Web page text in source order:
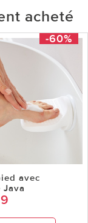
acheté
-60%
avec